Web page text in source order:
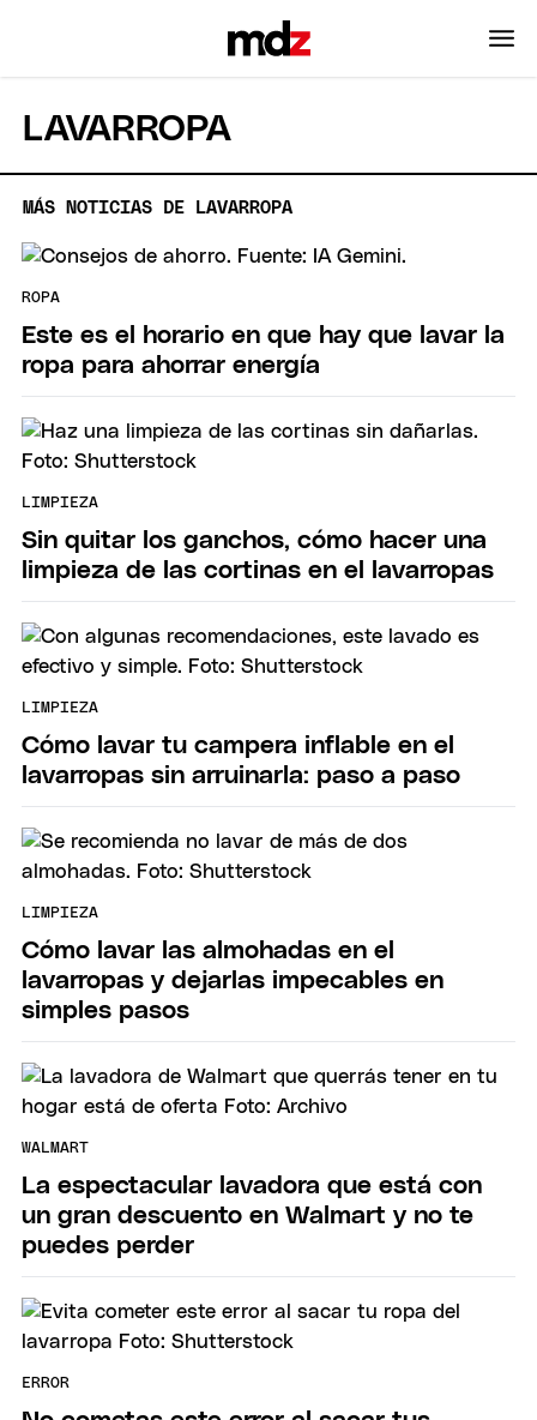
LAVARROPA
MÁS NOTICIAS DE LAVARROPA
ROPA
Este es el horario en que hay que lavar la
ropa para ahorrar energía
LIMPIEZA
Sin quitar los ganchos, cómo hacer una
limpieza de las cortinas en el lavarropas
LIMPIEZA
Cómo lavar tu campera inflable en el
lavarropas sin arruinarla: paso a paso
LIMPIEZA
Cómo lavar las almohadas en el
lavarropas y dejarlas impecables en
simples pasos
WALMART
La espectacular lavadora que está con
un gran descuento en Walmart y no te
puedes perder
ERROR